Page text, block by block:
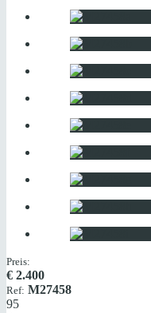
Preis:
€ 2.400
Ref: M27458
95